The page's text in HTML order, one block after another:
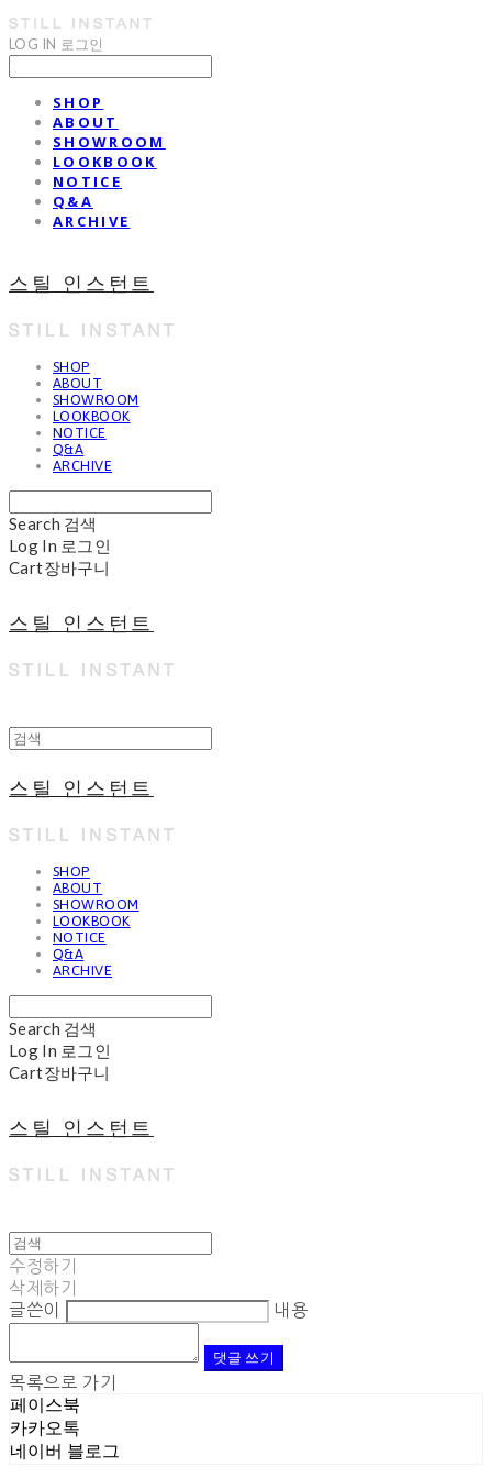
LOG IN 로그인
SHOP
ABOUT
SHOWROOM
LOOKBOOK
NOTICE
Q&A
ARCHIVE
스틸 인스턴트
SHOP
ABOUT
SHOWROOM
LOOKBOOK
NOTICE
Q&A
ARCHIVE
Search 검색
Log In 로그인
Cart장바구니
스틸 인스턴트
스틸 인스턴트
SHOP
ABOUT
SHOWROOM
LOOKBOOK
NOTICE
Q&A
ARCHIVE
Search 검색
Log In 로그인
Cart장바구니
스틸 인스턴트
수정하기
삭제하기
글쓴이
내용
댓글 쓰기
목록으로 가기
페이스북
카카오톡
네이버 블로그